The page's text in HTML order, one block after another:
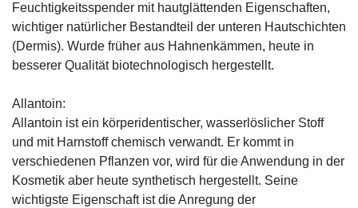
Feuchtigkeitsspender mit hautglättenden Eigenschaften,
wichtiger natürlicher Bestandteil der unteren Hautschichten
(Dermis). Wurde früher aus Hahnenkämmen, heute in
besserer Qualität biotechnologisch hergestellt.
Allantoin:
Allantoin ist ein körperidentischer, wasserlöslicher Stoff
und mit Harnstoff chemisch verwandt. Er kommt in
verschiedenen Pflanzen vor, wird für die Anwendung in der
Kosmetik aber heute synthetisch hergestellt. Seine
wichtigste Eigenschaft ist die Anregung der